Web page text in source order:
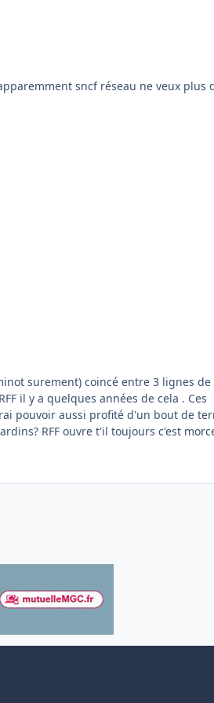
sncf réseau ne veux plus
y a quelques années de cela . Ces
pouvoir aussi profité d'un bout de
RFF ouvre t'il toujours c'est